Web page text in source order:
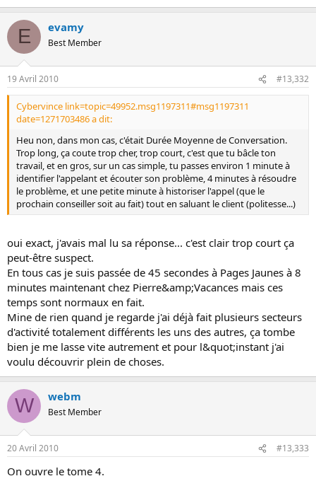
E evamy
Best Member
19 Avril 2010 #13,332
Cybervince link=topic=49952.msg1197311#msg1197311
date=1271703486 a dit:
Heu non, dans mon cas, c'était Durée Moyenne de Conversation.
Trop long, ça coute trop cher, trop court, c'est que tu bâcle ton
travail, et en gros, sur un cas simple, tu passes environ 1 minute à
identifier l'appelant et écouter son problème, 4 minutes à résoudre
le problème, et une petite minute à historiser l'appel (que le
prochain conseiller soit au fait) tout en saluant le client (politesse...)
oui exact, j'avais mal lu sa réponse... c'est clair trop court ça
peut-être suspect.
En tous cas je suis passée de 45 secondes à Pages Jaunes à 8
minutes maintenant chez Pierre&amp;Vacances mais ces
temps sont normaux en fait.
Mine de rien quand je regarde j'ai déjà fait plusieurs secteurs
d'activité totalement différents les uns des autres, ça tombe
bien je me lasse vite autrement et pour l&quot;instant j'ai
voulu découvrir plein de choses.
W webm
Best Member
20 Avril 2010 #13,333
On ouvre le tome 4.